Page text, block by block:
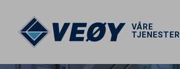
VÅRE
TJENESTER